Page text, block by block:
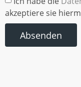
akzeptiere sie
Absenden